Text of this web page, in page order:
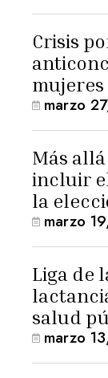
Crisis
marzo
Más
incluir
la
marzo
Liga de
salud
marzo